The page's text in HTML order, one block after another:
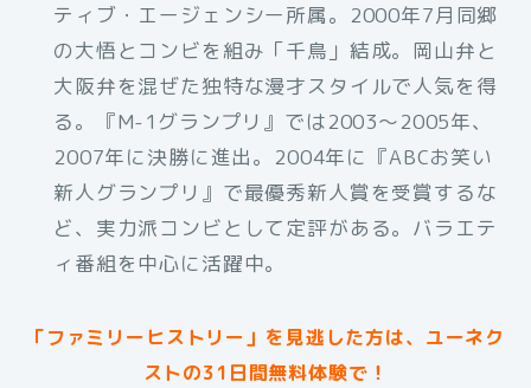
ティブ・ エージェンシー所属。2000年7月同郷
の大悟とコンビを組み「千鳥」結成。岡山弁と
大阪弁を混ぜた独特な漫才スタイルで人気を得
る。『M-1グランプリ』では2003～2005年、
2007年に決勝に進出。2004年に『ABCお笑い
新人グランプリ』で最優秀新人賞を受賞するな
ど、実力派コンビとして定評がある。バラエテ
ィ番組を中心に活躍中。
「ファミリーヒストリー」を見逃した方は、ユーネク
ストの31日間無料体験で！